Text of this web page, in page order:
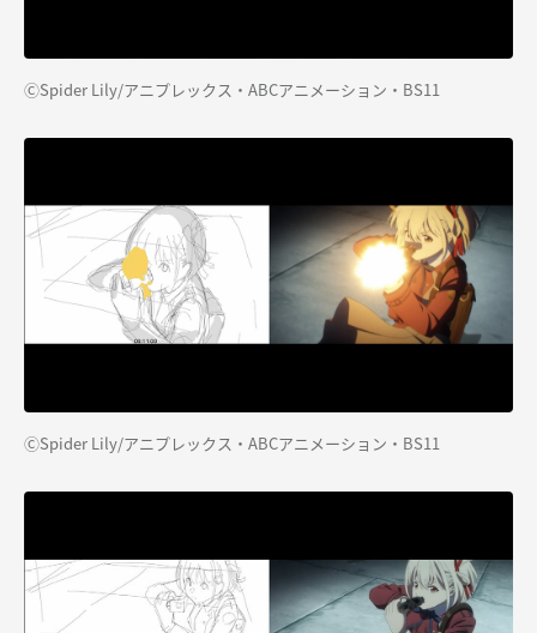
ⒸSpider Lily/アニプレックス・ABCアニメーション・BS11
ⒸSpider Lily/アニプレックス・ABCアニメーション・BS11